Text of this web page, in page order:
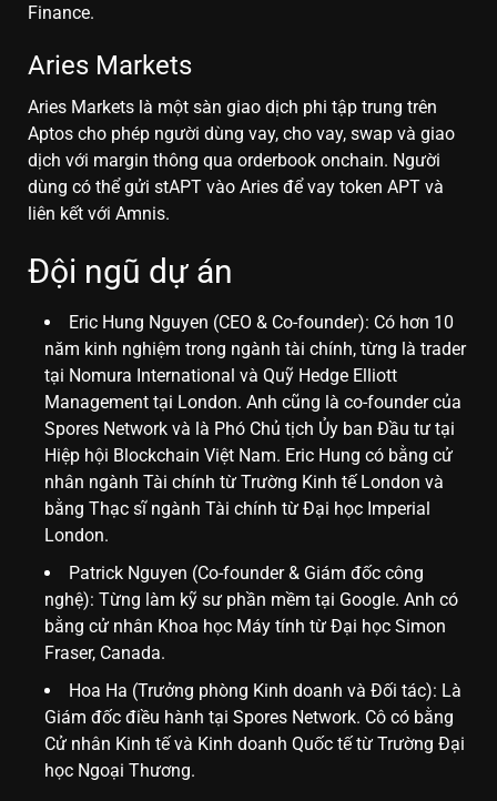
Finance.
Aries Markets
Aries Markets là một sàn giao dịch phi tập trung trên
Aptos cho phép người dùng vay, cho vay, swap và giao
dịch với margin thông qua orderbook onchain. Người
dùng có thể gửi stAPT vào Aries để vay token APT và
liên kết với Amnis.
Đội ngũ dự án
Eric Hung Nguyen (CEO & Co-founder): Có hơn 10
năm kinh nghiệm trong ngành tài chính, từng là trader
tại Nomura International và Quỹ Hedge Elliott
Management tại London. Anh cũng là co-founder của
Spores Network và là Phó Chủ tịch Ủy ban Đầu tư tại
Hiệp hội Blockchain Việt Nam. Eric Hung có bằng cử
nhân ngành Tài chính từ Trường Kinh tế London và
bằng Thạc sĩ ngành Tài chính từ Đại học Imperial
London.
Patrick Nguyen (Co-founder & Giám đốc công
nghệ): Từng làm kỹ sư phần mềm tại Google. Anh có
bằng cử nhân Khoa học Máy tính từ Đại học Simon
Fraser, Canada.
Hoa Ha (Trưởng phòng Kinh doanh và Đối tác): Là
Giám đốc điều hành tại Spores Network. Cô có bằng
Cử nhân Kinh tế và Kinh doanh Quốc tế từ Trường Đại
học Ngoại Thương.